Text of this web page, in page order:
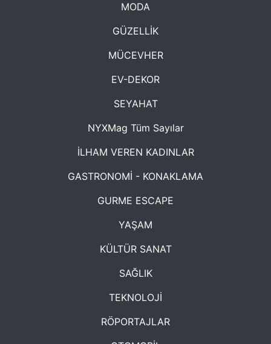
MODA
GÜZELLİK
MÜCEVHER
EV-DEKOR
SEYAHAT
NYXMag Tüm Sayılar
İLHAM VEREN KADINLAR
GASTRONOMİ - KONAKLAMA
GURME ESCAPE
YAŞAM
KÜLTÜR SANAT
SAĞLIK
TEKNOLOJİ
RÖPORTAJLAR